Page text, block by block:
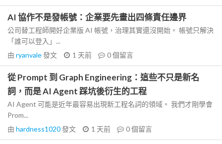
AI 協作不是發帳號：企業要先畫出四條責任邊界
公司替工程師開好企業版 AI 帳號，治理其實還沒開始。 帳號只解決
「誰可以登入」...
由 ryanvale發文 1 天前 0個留言
從 Prompt 到 Graph Engineering：這些不只是新名
詞，而是 AI Agent 踩坑後衍生的工程
AI Agent 可能是近年最容易出現新工程名詞的領域。 我們才剛學會
Prom...
由 hardness1020發文 1 天前 0個留言